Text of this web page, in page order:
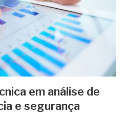
em análise de
e segurança